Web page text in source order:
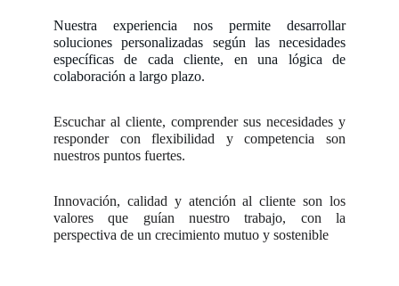
Nuestra experiencia nos permite desarrollar
soluciones personalizadas según las necesidades
específicas de cada cliente, en una lógica de
colaboración a largo plazo.
Escuchar al cliente, comprender sus necesidades y
responder con flexibilidad y competencia son
nuestros puntos fuertes.
Innovación, calidad y atención al cliente son los
valores que guían nuestro trabajo, con la
perspectiva de un crecimiento mutuo y sostenible